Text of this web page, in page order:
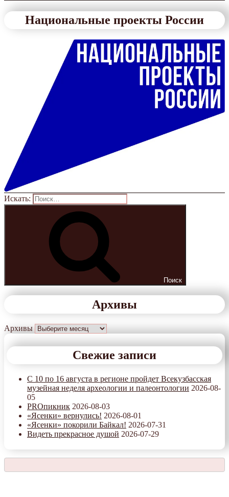
Национальные проекты России
Искать:
Поиск
Архивы
Архивы
Свежие записи
С 10 по 16 августа в регионе пройдет Всекузбасская
музейная неделя археологии и палеонтологии 2026-08-
05
PROпикник 2026-08-03
«Ясенки» вернулись! 2026-08-01
«Ясенки» покорили Байкал! 2026-07-31
Видеть прекрасное душой 2026-07-29